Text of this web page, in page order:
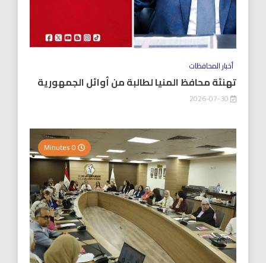
أخبار المحافظات
تهنئة محافظ المنيا لطالبة من أوائل الجمهورية